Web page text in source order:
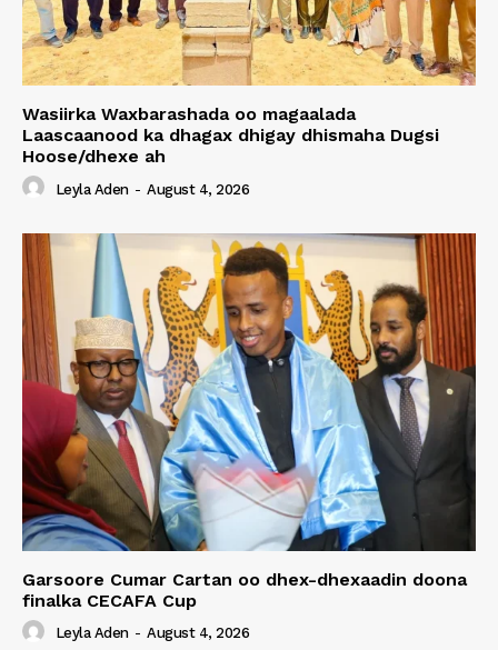
Wasiirka Waxbarashada oo magaalada
Laascaanood ka dhagax dhigay dhismaha Dugsi
Hoose/dhexe ah
Leyla Aden - August 4, 2026
Garsoore Cumar Cartan oo dhex-dhexaadin doona
finalka CECAFA Cup
Leyla Aden - August 4, 2026